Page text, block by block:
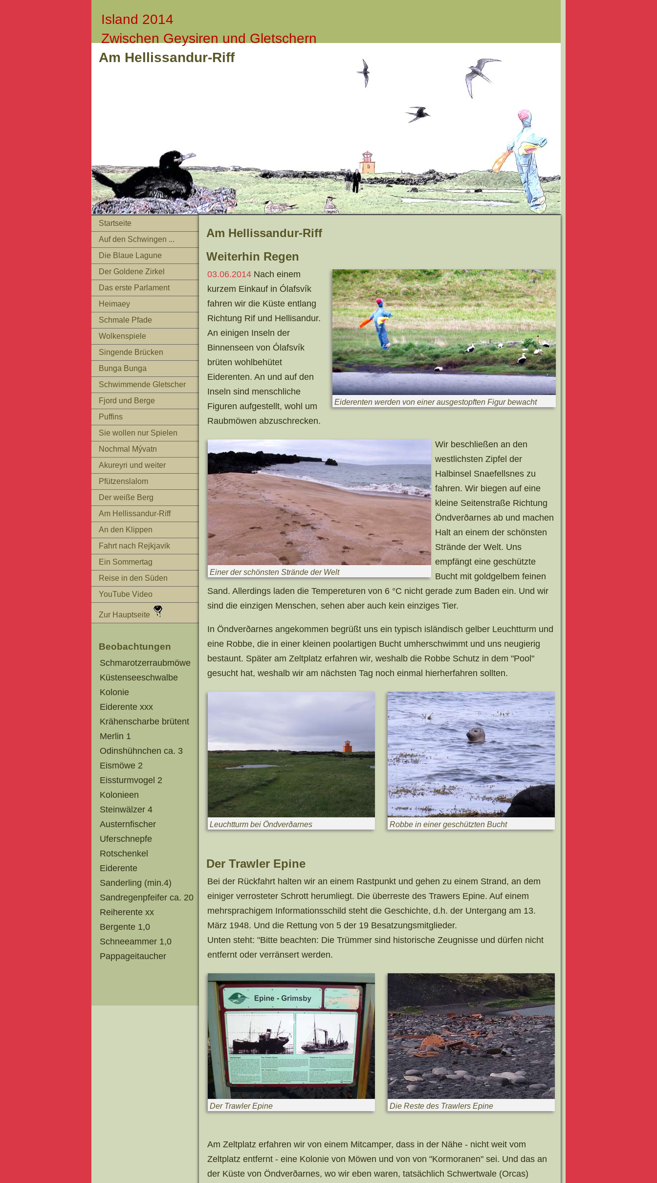
Island 2014
Zwischen Geysiren und Gletschern
Am Hellissandur-Riff
Startseite
Auf den Schwingen ...
Die Blaue Lagune
Der Goldene Zirkel
Das erste Parlament
Heimaey
Schmale Pfade
Wolkenspiele
Singende Brücken
Bunga Bunga
Schwimmende Gletscher
Fjord und Berge
Puffins
Sie wollen nur Spielen
Nochmal Mývatn
Akureyri und weiter
Pfützenslalom
Der weiße Berg
Am Hellissandur-Riff
An den Klippen
Fahrt nach Rejkjavik
Ein Sommertag
Reise in den Süden
YouTube Video
Zur Hauptseite
Beobachtungen
Schmarotzerraubmöwe
Küstenseeschwalbe
Kolonie
Eiderente xxx
Krähenscharbe brütent
Merlin 1
Odinshühnchen ca. 3
Eismöwe 2
Eissturmvogel 2
Kolonieen
Steinwälzer 4
Austernfischer
Uferschnepfe
Rotschenkel
Eiderente
Sanderling (min.4)
Sandregenpfeifer ca. 20
Reiherente xx
Bergente 1,0
Schneeammer 1,0
Pappageitaucher
Am Hellissandur-Riff
Weiterhin Regen
Eiderenten werden von einer ausgestopften Figur bewacht
03.06.2014 Nach einem
kurzem Einkauf in Ólafsvík
fahren wir die Küste entlang
Richtung Rif und Hellisandur.
An einigen Inseln der
Binnenseen von Ólafsvík
brüten wohlbehütet
Eiderenten. An und auf den
Inseln sind menschliche
Figuren aufgestellt, wohl um
Raubmöwen abzuschrecken.
Einer der schönsten Strände der Welt
Wir beschließen an den
westlichsten Zipfel der
Halbinsel Snaefellsnes zu
fahren. Wir biegen auf eine
kleine Seitenstraße Richtung
Öndverðarnes ab und machen
Halt an einem der schönsten
Strände der Welt. Uns
empfängt eine geschützte
Bucht mit goldgelbem feinen
Sand. Allerdings laden die Tempereturen von 6 °C nicht gerade zum Baden ein. Und wir
sind die einzigen Menschen, sehen aber auch kein einziges Tier.
In Öndverðarnes angekommen begrüßt uns ein typisch isländisch gelber Leuchtturm und
eine Robbe, die in einer kleinen poolartigen Bucht umherschwimmt und uns neugierig
bestaunt. Später am Zeltplatz erfahren wir, weshalb die Robbe Schutz in dem "Pool"
gesucht hat, weshalb wir am nächsten Tag noch einmal hierherfahren sollten.
Leuchtturm bei Öndverðarnes Robbe in einer geschützten Bucht
Der Trawler Epine
Bei der Rückfahrt halten wir an einem Rastpunkt und gehen zu einem Strand, an dem
einiger verrosteter Schrott herumliegt. Die überreste des Trawers Epine. Auf einem
mehrsprachigem Informationsschild steht die Geschichte, d.h. der Untergang am 13.
März 1948. Und die Rettung von 5 der 19 Besatzungsmitglieder.
Unten steht: "Bitte beachten: Die Trümmer sind historische Zeugnisse und dürfen nicht
entfernt oder verränsert werden.
Der Trawler Epine Die Reste des Trawlers Epine
Am Zeltplatz erfahren wir von einem Mitcamper, dass in der Nähe - nicht weit vom
Zeltplatz entfernt - eine Kolonie von Möwen und von von "Kormoranen" sei. Und das an
der Küste von Öndverðarnes, wo wir eben waren, tatsächlich Schwertwale (Orcas)